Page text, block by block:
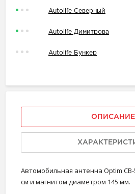
Autolife Северный
Autolife Димитрова
Autolife Бункер
ОПИСАНИЕ
Автомобильная антенна Optim
см и магнитом диаметром 145 мм.